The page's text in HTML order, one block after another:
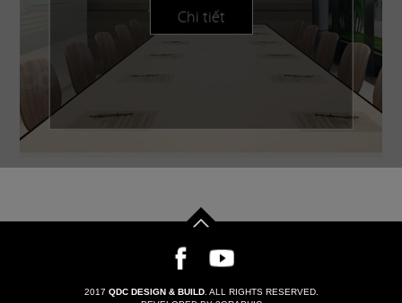
Chi tiết
2017 QDC DESIGN & BUILD. ALL RIGHTS RESERVED.